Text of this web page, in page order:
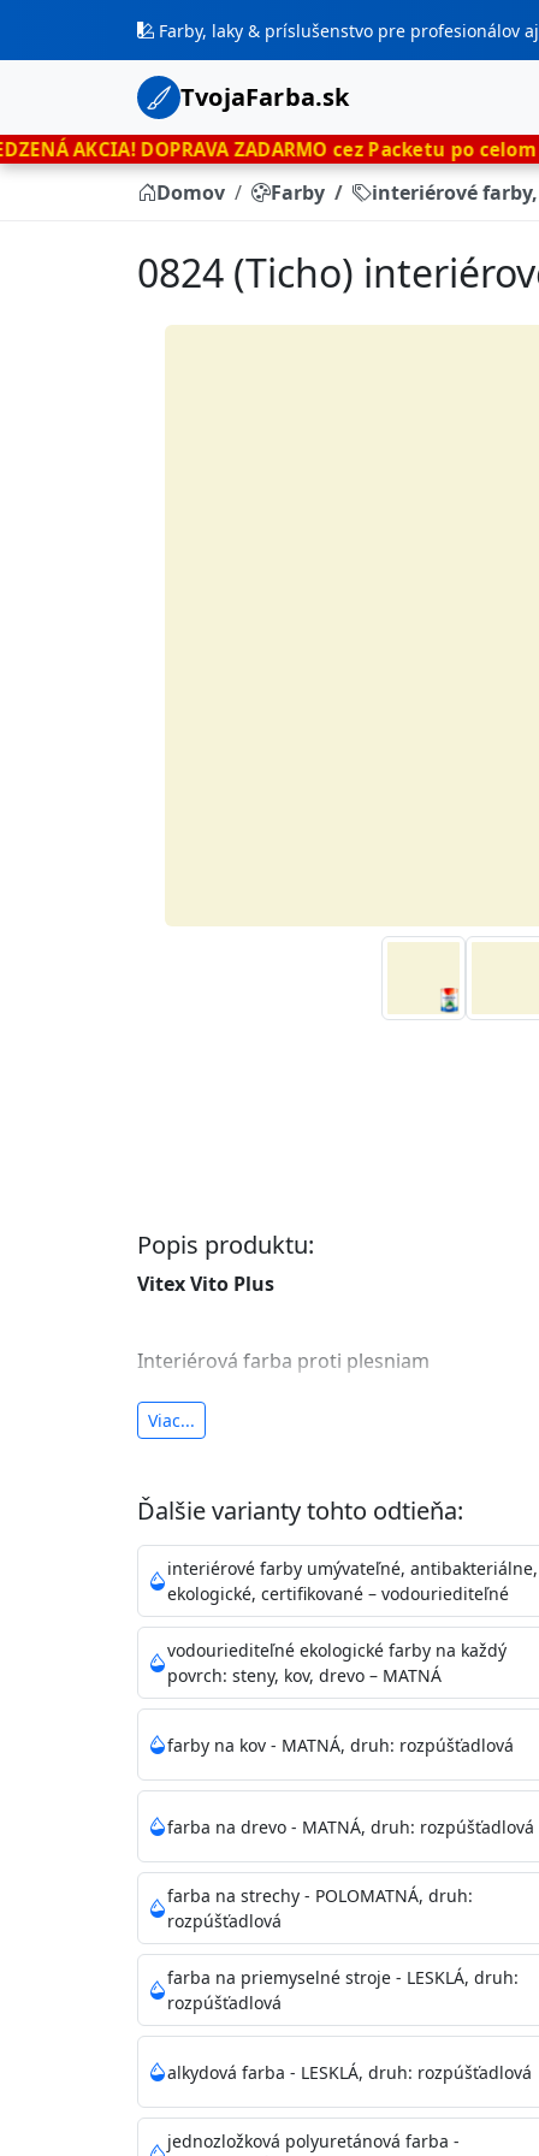
Farby, laky & príslušenstvo pre profesionálov
TvojaFarba.sk
DOPRAVA ZADARMO cez Packetu po celom Slovensku
Domov Farby interiérové
0824 (Ticho)
Popis produktu:
Vitex Vito Plus
Interiérová farba proti plesniam
antibakteriálna a umývateľná
Je interiérová protiplesňová farba s iónmi
znižuje (o 99,9%) množstvo baktérií na
vysokými nárokmi na hygienickú
sály, potravinárske priestory, detské
vhodná aj do bežných priestorov.Je plne
zachovaní priedušnosti vodných pár z
vysokú výdatnosť a výborný rozliv. Je
Odtieň: Biela + je možné tónovať podľa RAL,
Informácie k aplikácií
Pred použitím farbu narieďte do 10%
vrstvu štetcom, valčekom alebo
4hod/23°C je možné aplikovať ďalšiu
teplotou sa doba schnutia predlžuje.
Neaplikujte pri teplote pod 5°C a nad
Nepoužitá farba vyžaduje špeciálne
Viac...
Ďalšie varianty tohto odtieňa:
interiérové farby umývateľné, antibakteriálne,
ekologické, certifikované – vodouriediteľné
vodouriediteľné ekologické farby na každý
povrch: steny, kov, drevo – MATNÁ
farby na kov - MATNÁ, druh: rozpúšťadlová
farba na drevo - MATNÁ, druh: rozpúšťadlová
farba na strechy - POLOMATNÁ, druh:
rozpúšťadlová
farba na priemyselné stroje - LESKLÁ, druh:
rozpúšťadlová
alkydová farba - LESKLÁ, druh: rozpúšťadlová
jednozložková polyuretánová farba -